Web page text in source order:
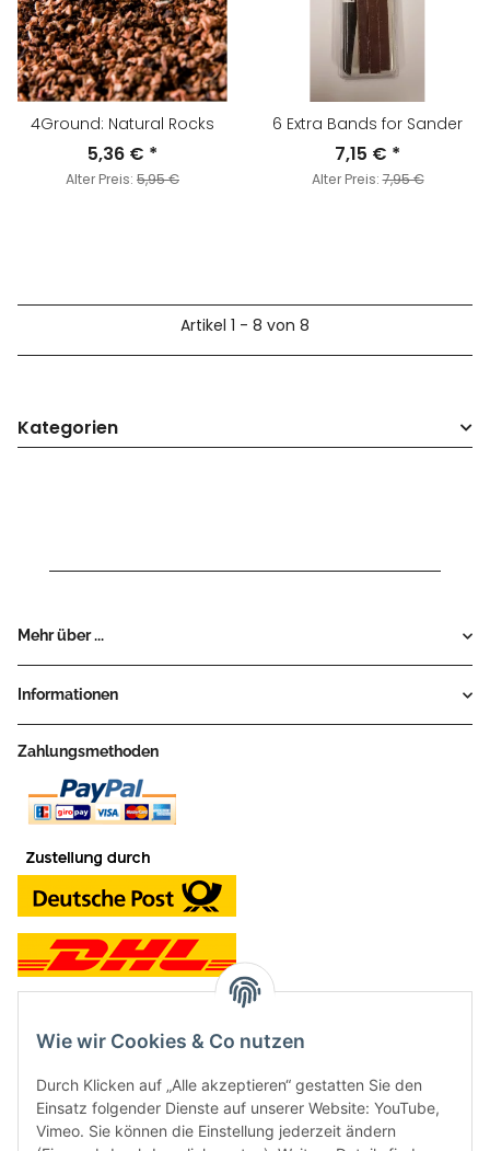
4Ground: Natural Rocks
5,36 € *
Alter Preis: 5,95 €
6 Extra Bands for Sander
7,15 € *
Alter Preis:7,95 €
Artikel 1 - 8 von 8
Kategorien
Mehr über ...
Informationen
Zahlungsmethoden
Neben dem Onlineshop haben wir ein Ladengeschäft in Hütten:
Frontline Games
Wie wir Cookies & Co nutzen
Durch Klicken auf „Alle akzeptieren“ gestatten Sie den
Einsatz folgender Dienste auf unserer Website: YouTube,
Vimeo. Sie können die Einstellung jederzeit ändern